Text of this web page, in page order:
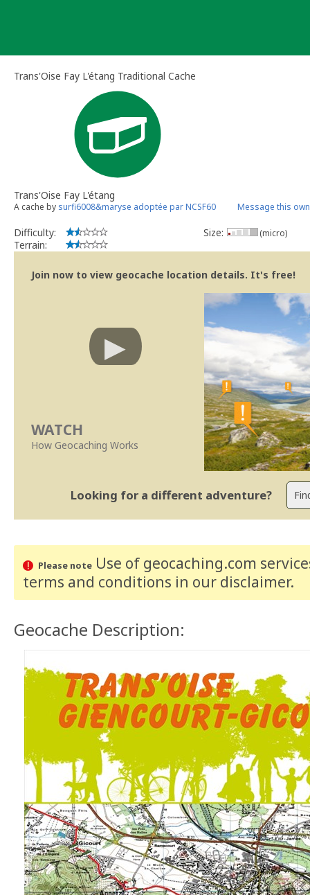
Trans'Oise Fay L'étang Traditional Cache
Trans'Oise Fay L'étang
A cache by surfi6008&maryse adoptée par NCSF60 Message this
Difficulty:
Terrain:
Size: (micro)
Join now to view geocache location details. It's free!
WATCH
How Geocaching Works
Looking for a different adventure?
Please noteUse of geocaching.com
terms and conditions in our disclaimer.
Geocache Description: